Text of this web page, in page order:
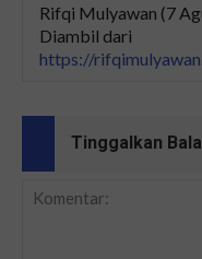
Rifqi Mulyawan (7
Diambil dari
https://
Tinggalkan